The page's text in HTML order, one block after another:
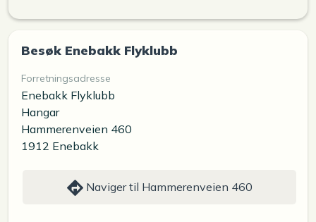
Besøk Enebakk Flyklubb
Forretningsadresse
Enebakk Flyklubb
Hangar
Hammerenveien 460
1912 Enebakk
Naviger til Hammerenveien 460